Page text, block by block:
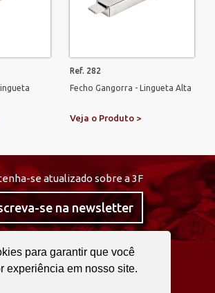
para garantir que você
experiência em nosso site.
Ref. 282
Fecho Gangorra - Lingueta Alta
Veja o Produto >
se atualizado sobre a 3F
se na newsletter
@curta3f